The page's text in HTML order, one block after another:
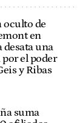
oculto de
en
desata una
por el poder
y Ribas
suma